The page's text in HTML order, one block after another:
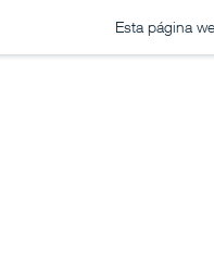
Esta página